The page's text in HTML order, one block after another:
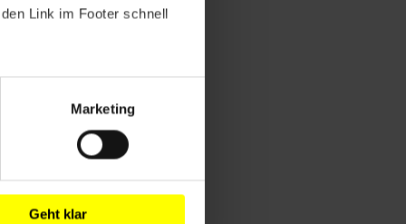
Link im Footer schnell
Marketing
Geht klar